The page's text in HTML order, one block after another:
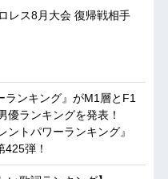
レス8月大会 復帰戦相手
ランキング』がM1層とF1
優ランキングを発表！
ントパワーランキング』
425弾！